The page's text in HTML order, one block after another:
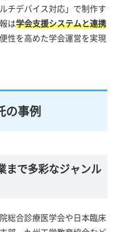
チデバイス対応」で制作す
は学会支援システムと連携
性を高めた学会運営を実現
の事例
まで多彩なジャンル
総合診療医学会や日本臨床